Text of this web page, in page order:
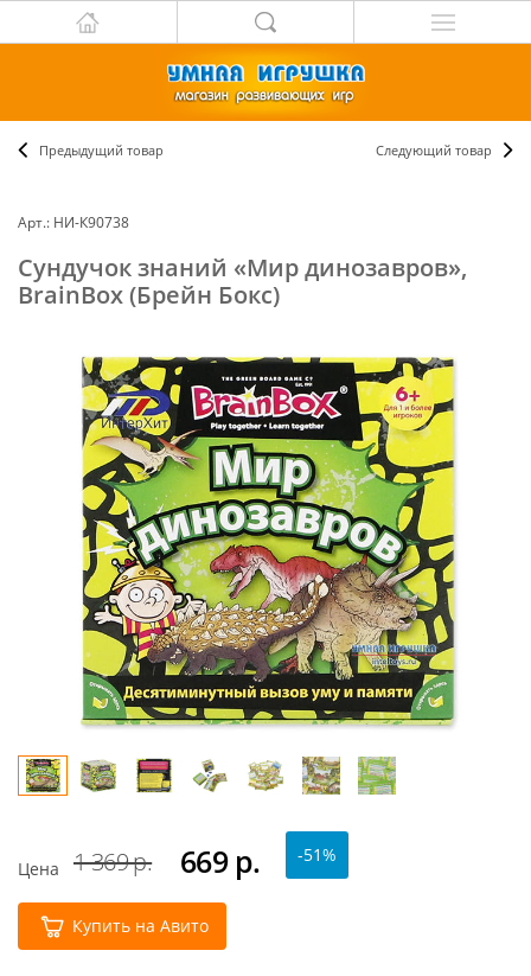
Предыдущий товар Следующий товар
Арт.: НИ-К90738
Сундучок знаний «Мир динозавров»,
BrainBox (Брейн Бокс)
Цена 1 369 р. 669 р. -51%
Купить на Авито